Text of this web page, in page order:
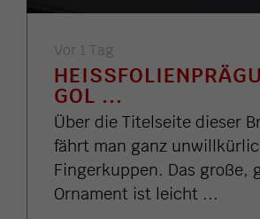
Vor 1 Tag
OL ...
Über die Titelseite dieser
fährt man ganz
Fingerkuppen. Das große,
Ornament ist leicht ...